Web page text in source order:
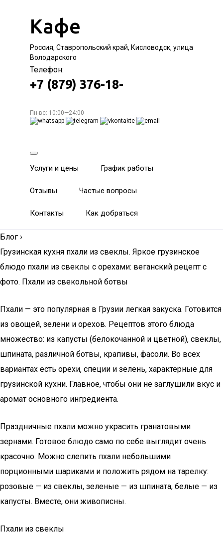
Кафе
Россия, Ставропольский край, Кисловодск, улица
Володарского
Телефон:
+7 (879) 376-18-
Пн-вс: 10:00—24:00
Услуги и цены График работы
Отзывы Частые вопросы
Контакты Как добраться
Блог ›
Грузинская кухня пхали из свеклы. Яркое грузинское
блюдо пхали из свеклы c орехами: веганский рецепт с
фото. Пхали из свекольной ботвы
Пхали — это популярная в Грузии легкая закуска. Готовится
из овощей, зелени и орехов. Рецептов этого блюда
множество: из капусты (белокочанной и цветной), свеклы,
шпината, различной ботвы, крапивы, фасоли. Во всех
вариантах есть орехи, специи и зелень, характерные для
грузинской кухни. Главное, чтобы они не заглушили вкус и
аромат основного ингредиента.
Праздничные пхали можно украсить гранатовыми
зернами. Готовое блюдо само по себе выглядит очень
красочно. Можно слепить пхали небольшими
порционными шариками и положить рядом на тарелку:
розовые — из свеклы, зеленые — из шпината, белые — из
капусты. Вместе, они живописны.
Пхали из свеклы